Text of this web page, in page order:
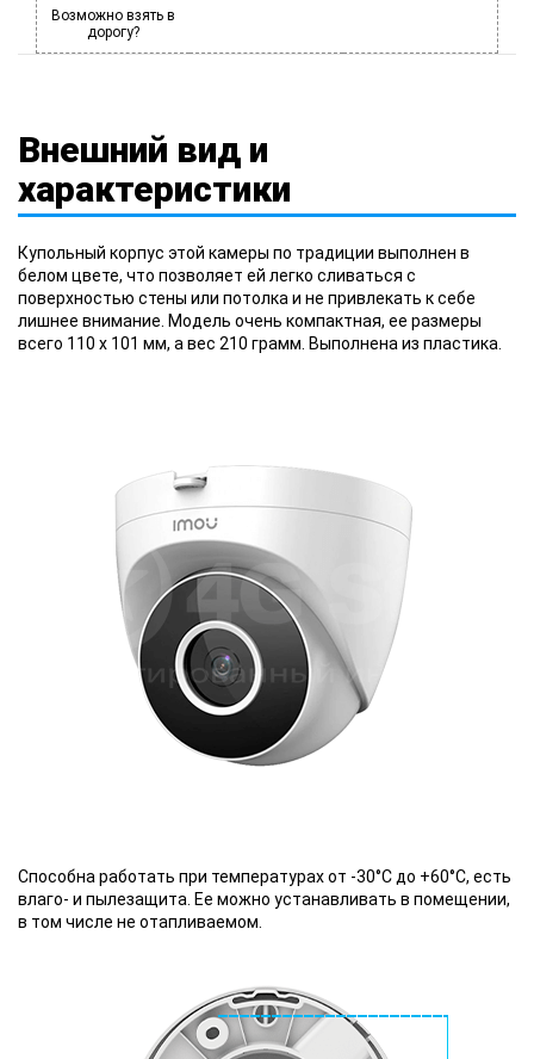
Возможно взять в
дорогу?
Внешний вид и
характеристики
Купольный корпус этой камеры по традиции выполнен в
белом цвете, что позволяет ей легко сливаться с
поверхностью стены или потолка и не привлекать к себе
лишнее внимание. Модель очень компактная, ее размеры
всего 110 x 101 мм, а вес 210 грамм. Выполнена из пластика.
Способна работать при температурах от -30°C до +60°C, есть
влаго- и пылезащита. Ее можно устанавливать в помещении,
в том числе не отапливаемом.